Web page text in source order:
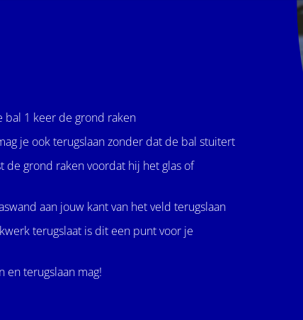
bal 1 keer de grond raken
je ook terugslaan zonder dat de bal stuitert
de grond raken voordat hij het glas of
aan jouw kant van het veld terugslaan
terugslaat is dit een punt voor je
en terugslaan mag!